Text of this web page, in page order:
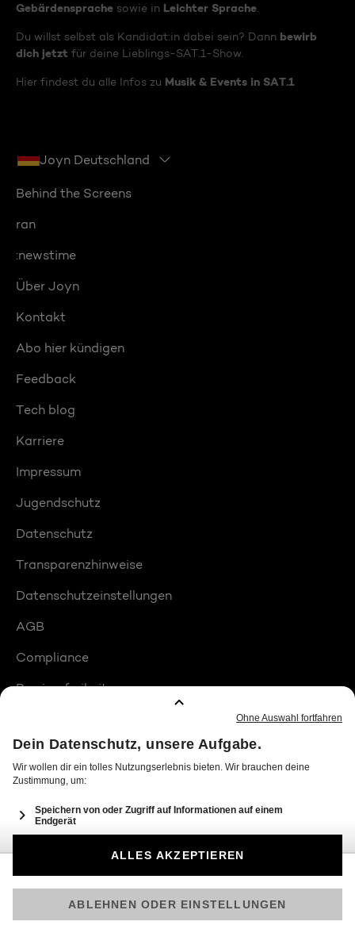
Gebärdensprache sowie in Leichter Sprache
Du willst selbst als Kandidat:in dabei sein? Dann bewirb
dich jetzt für deine Lieblings-SAT.1-Show.
Hier findest du alle Infos zu Musik & Events in SAT.1
Joyn Deutschland
Behind the Screens
ran
:newstime
Über Joyn
Kontakt
Abo hier kündigen
Feedback
Tech blog
Karriere
Impressum
Jugendschutz
Datenschutz
Transparenzhinweise
Datenschutzeinstellungen
AGB
Compliance
Barrierefreiheit